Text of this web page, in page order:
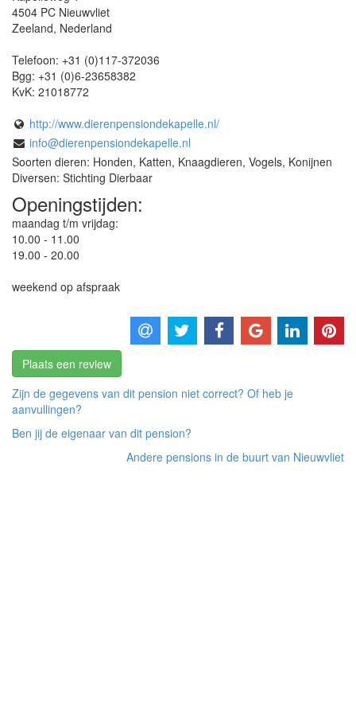
4504 PC Nieuwvliet
Zeeland, Nederland
Telefoon: +31 (0)117-372036
Bgg: +31 (0)6-23658382
KvK: 21018772
http://www.dierenpensiondekapelle.nl/
info@dierenpensiondekapelle.nl
Soorten dieren: Honden, Katten, Knaagdieren, Vogels, Konijnen
Diversen: Stichting Dierbaar
Openingstijden:
maandag t/m vrijdag:
10.00 - 11.00
19.00 - 20.00
weekend op afspraak
Plaats een review
Zijn de gegevens van dit pension niet correct? Of heb je
aanvullingen?
Ben jij de eigenaar van dit pension?
Andere pensions in de buurt van Nieuwvliet